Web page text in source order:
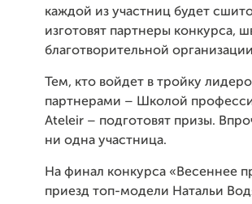
каждой из участниц будет
изготовят партнеры конкурса,
благотворительной
Тем, кто войдет в тройку
партнерами – Школой
Ateleir – подготовят призы.
ни одна участница.
На финал конкурса «Весеннее
приезд топ-модели Натальи